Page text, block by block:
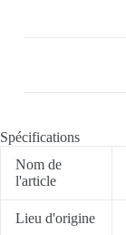
Spécifications
Nom de
l'article
Lieu d'origine